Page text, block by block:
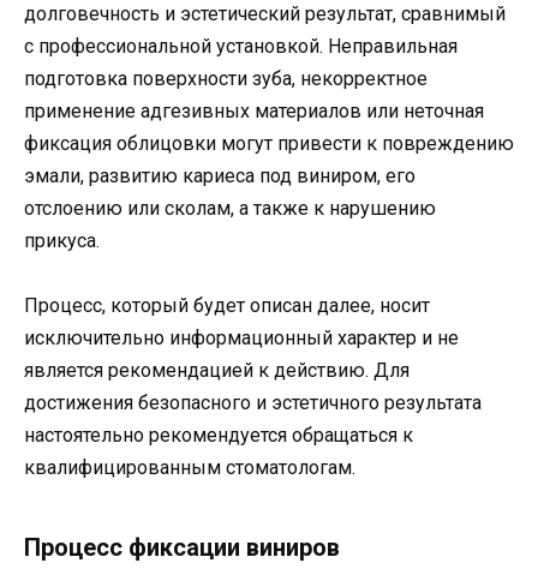
долговечность и эстетический результат, сравнимый
с профессиональной установкой. Неправильная
подготовка поверхности зуба, некорректное
применение адгезивных материалов или неточная
фиксация облицовки могут привести к повреждению
эмали, развитию кариеса под виниром, его
отслоению или сколам, а также к нарушению
прикуса.
Процесс, который будет описан далее, носит
исключительно информационный характер и не
является рекомендацией к действию. Для
достижения безопасного и эстетичного результата
настоятельно рекомендуется обращаться к
квалифицированным стоматологам.
Процесс фиксации виниров